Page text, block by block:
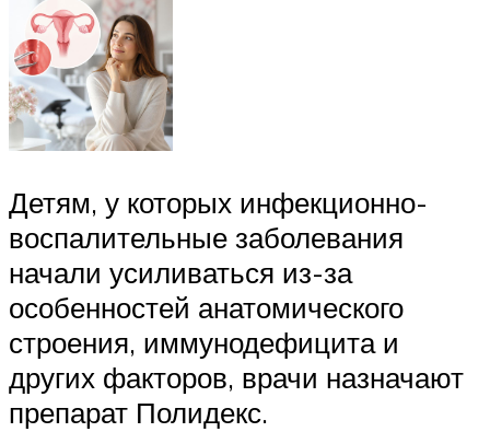
Детям, у которых инфекционно-
воспалительные заболевания
начали усиливаться из-за
особенностей анатомического
строения, иммунодефицита и
других факторов, врачи назначают
препарат Полидекс.